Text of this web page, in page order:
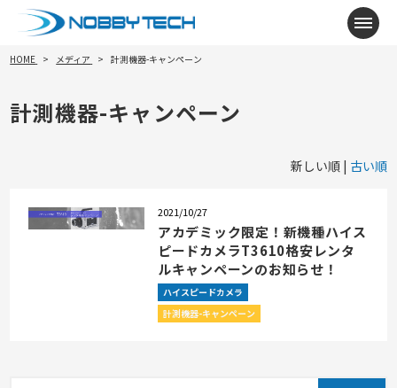
メニ
HOME メディア 計測機器-キャンペーン
計測機器-キャンペーン
新しい順 | 古い順
2021/10/27
アカデミック限定！新機種ハイス
ピードカメラT3610格安レンタ
ルキャンペーンのお知らせ！
ハイスピードカメラ
計測機器-キャンペーン